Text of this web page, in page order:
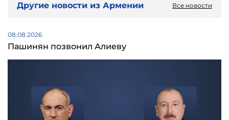
Другие новости из Армении Все новости
08.08.2026
Пашинян позвонил Алиеву